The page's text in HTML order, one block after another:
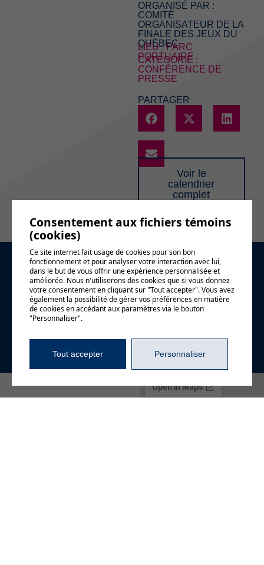
ORGANISÉ PAR :
COMITÉ
ORGANISATEUR DE LA
FINALE DES JEUX DU
QUÉBEC
LIEU : PARC
PORTUAIRE
CATÉGORIE :
CONFÉRENCE DE
PRESSE
PARTAGER
Voir le
calendrier
complet
Demande
d'information
Consentement aux fichiers témoins
(cookies)
Ce site internet fait usage de cookies pour son bon
fonctionnement et pour analyser votre interaction avec lui,
dans le but de vous offrir une expérience personnalisée et
améliorée. Nous n'utiliserons des cookies que si vous donnez
votre consentement en cliquant sur "Tout accepter". Vous avez
également la possibilité de gérer vos préférences en matière
de cookies en accédant aux paramètres via le bouton
"Personnaliser".
Tout accepter Personnaliser